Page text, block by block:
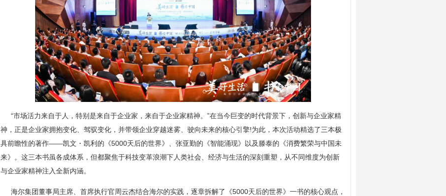
“市场活力来自于人，特别是来自于企业家，来自于企业家精神。”在当今巨变的时代背景下，创新与企业家精
神，正是企业家拥抱变化、驾驭变化，并带领企业穿越迷雾、驶向未来的核心引擎!为此，本次活动精选了三本极
具前瞻性的著作——凯文・凯利的《5000天后的世界》、张亚勤的《智能涌现》以及滕泰的《消费繁荣与中国未
来》。这三本书虽各成体系，但都聚焦于科技变革浪潮下人类社会、经济与生活的深刻重塑，从不同维度为创新
与企业家精神注入全新内涵。
海尔集团董事局主席、首席执行官周云杰结合海尔的实践，逐章拆解了《5000天后的世界》一书的核心观点，